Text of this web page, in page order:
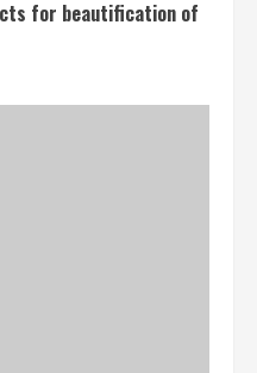
for beautification of